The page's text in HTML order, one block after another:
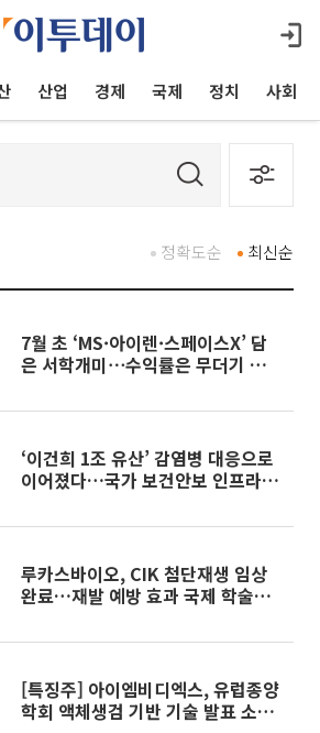
산업 경제 국제 정치 사회
최신순
정확도순
7월 초 ‘MS·아이렌·스페이스X’ 담
은 서학개미⋯수익률은 무더기 마이
‘이건희 1조 유산’ 감염병 대응으로
이어졌다…국가 보건안보 인프라 재
루카스바이오, CIK 첨단재생 임상
완료…재발 예방 효과 국제 학술지
[특징주] 아이엠비디엑스, 유럽종양
학회 액체생검 기반 기술 발표 소식